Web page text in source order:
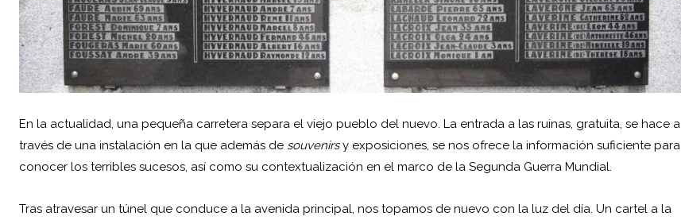
En la actualidad, una pequeña carretera separa el viejo pueblo del nuevo. La entrada a las ruinas, gratuita, se hace a
través de una instalación en la que además de souvenirsy exposiciones, se nos ofrece la información suficiente para
conocer los terribles sucesos, así como su contextualización en el marco de la Segunda Guerra Mundial.
Tras atravesar un túnel que conduce a la avenida principal, nos topamos de nuevo con la luz del día. Un cartel a la